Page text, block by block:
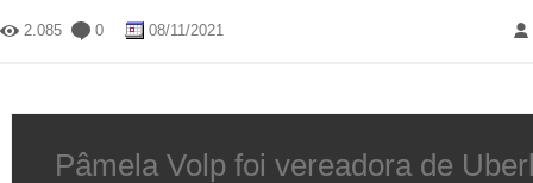
2.085 0 08/11/2021
Pâmela Volp foi vereadora de